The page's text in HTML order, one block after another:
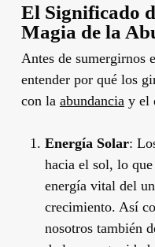
El Significado
Magia de la
Antes de sumergirnos
entender por qué los
con la abundancia y el
Energía Solar:
hacia el sol, lo
energía vital del
crecimiento. Así
nosotros también